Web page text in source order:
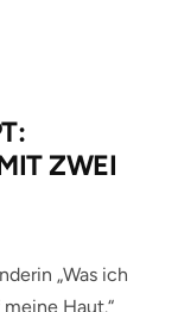
ZWEI
„Was ich
Haut.“